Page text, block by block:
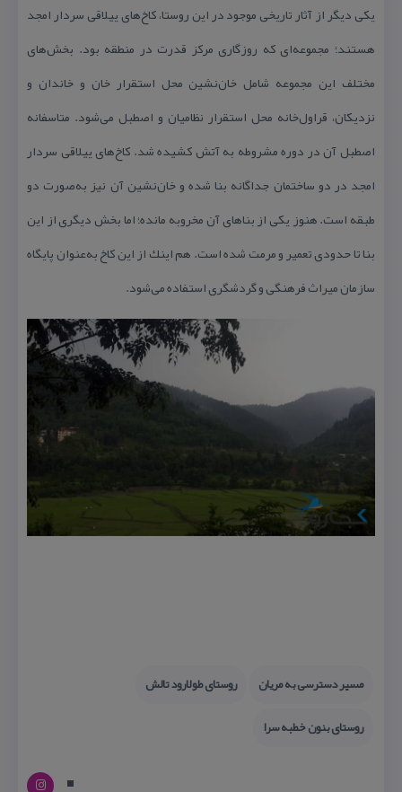
یكی دیگر از آثار تاریخی موجود در این روستا، كاخ‌های ییلاقی سردار امجد
هستند؛ مجموعه‌ای كه روزگاری مركز قدرت در منطقه بود. بخش‌های
مختلف این مجموعه شامل خان‌نشین محل استقرار خان و خاندان و
نزدیكان، قراول‌خانه محل استقرار نظامیان و اصطبل می‌شود. متاسفانه
اصطبل آن در دوره مشروطه به آتش كشیده شد. كاخ‌های ییلاقی سردار
امجد در دو ساختمان جداگانه بنا شده و خان‌نشین آن نیز به‌صورت دو‌
طبقه است. هنوز یكی از بناهای آن مخروبه مانده؛ اما بخش دیگری از این
بنا تا حدودی تعمیر و مرمت شده است. هم اینك از این كاخ به‌عنوان پایگاه
سازمان میراث فرهنگی و گردشگری استفاده می‌شود.
مسیر دسترسی به مریان
روستای طولارود تالش
روستای بنون خطبه سرا